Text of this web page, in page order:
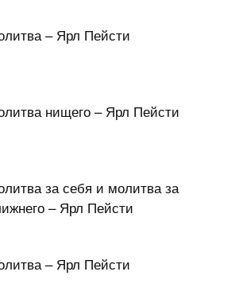
– Ярл Пейсти
нищего – Ярл Пейсти
за себя и молитва за
– Ярл Пейсти
– Ярл Пейсти